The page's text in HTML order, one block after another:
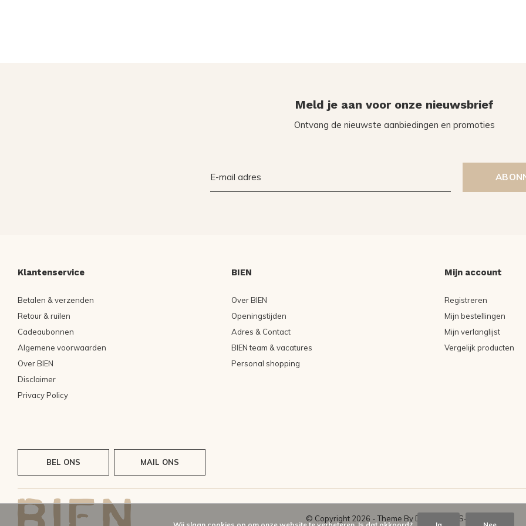
Meld je aan voor onze nieuwsbrief
Ontvang de nieuwste aanbiedingen en promoties
Klantenservice
Betalen & verzenden
Retour & ruilen
Cadeaubonnen
Algemene voorwaarden
Over BIEN
Disclaimer
Privacy Policy
BIEN
Over BIEN
Openingstijden
Adres & Contact
BIEN team & vacatures
Personal shopping
Mijn account
Registreren
Mijn bestellingen
Mijn verlanglijst
Vergelijk producten
BEL ONS MAIL ONS
© Copyright 2026 - Theme By DMWS RSS-feed